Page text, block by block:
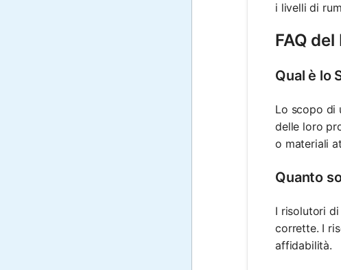
i livelli di
FAQ
Qual è lo
Lo scopo di
delle loro
o materiali
Quanto
I risolutori
corrette. I
affidabilità.